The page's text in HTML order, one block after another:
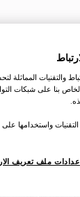
والتقنيات المماثلة
بنا على شبكات
واستخدامها
ملف تعريف